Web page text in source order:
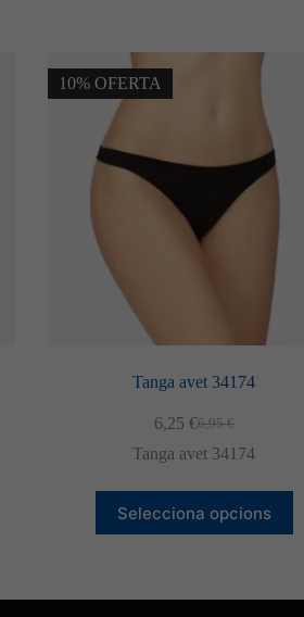
10% OFERTA
Tanga avet 34174
6,95€
El
preu
era:
6,95 €.
6,25 €El
preu
és:
6,25 €.
Tanga avet 34174
Selecciona opcions
producte
té
Les